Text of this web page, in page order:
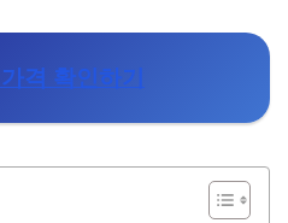
격 확인하기